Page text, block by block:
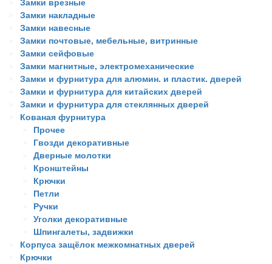
Замки накладные
Замки навесные
Замки почтовые, мебельные, витринные
Замки сейфовые
Замки магнитные, электромеханические
Замки и фурнитура для алюмин. и пластик. дверей
Замки и фурнитура для китайских дверей
Замки и фурнитура для стеклянных дверей
Кованая фурнитура
Прочее
Гвозди декоративные
Дверные молотки
Кронштейны
Крючки
Петли
Ручки
Уголки декоративные
Шпингалеты, задвижки
Корпуса защёлок межкомнатных дверей
Крючки